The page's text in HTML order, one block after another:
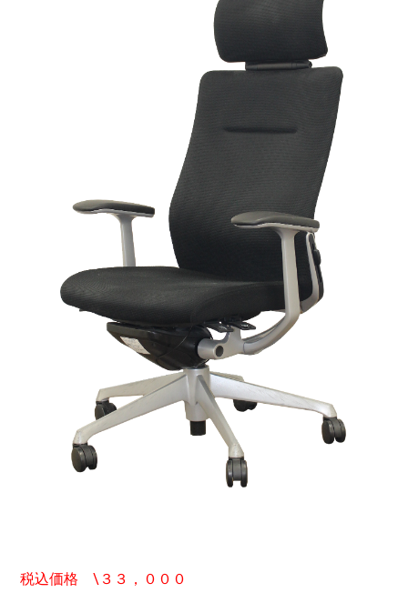
税込価格 \３３，０００